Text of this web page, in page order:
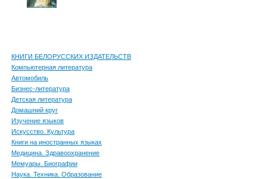
КНИГИ БЕЛОРУССКИХ ИЗДАТЕЛЬСТВ
Компьютерная литература
Автомобиль
Бизнес-литература
Детская литература
Домашний круг
Изучение языков
Искусство. Культура
Книги на иностранных языках
Медицина. Здравоохранение
Мемуары. Биографии
Наука. Техника. Образование